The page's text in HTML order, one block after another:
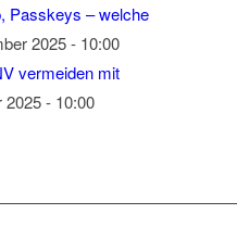
Passkeys – welche
2025 - 10:00
vermeiden mit
- 10:00